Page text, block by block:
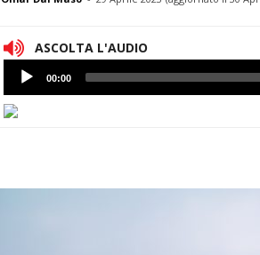
ASCOLTA L'AUDIO
Lettore
Audio
00:00